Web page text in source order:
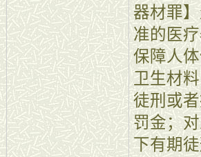
器材罪
准的医
保障人
卫生材
徒刑或
罚金；
下有期